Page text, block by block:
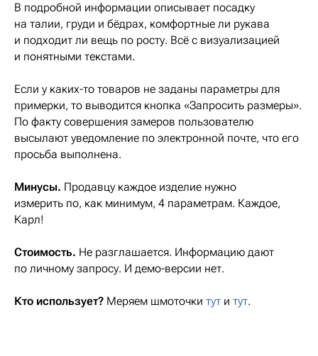
В подробной информации описывает посадку
на талии, груди и бёдрах, комфортные ли рукава
и подходит ли вещь по росту. Всё с визуализацией
и понятными текстами.
Если у каких-то товаров не заданы параметры для
примерки, то выводится кнопка «Запросить размеры».
По факту совершения замеров пользователю
высылают уведомление по электронной почте, что его
просьба выполнена.
Минусы. Продавцу каждое изделие нужно
измерить по, как минимум, 4 параметрам. Каждое,
Карл!
Стоимость. Не разглашается. Информацию дают
по личному запросу. И демо-версии нет.
Кто использует? Меряем шмоточки тут и тут.